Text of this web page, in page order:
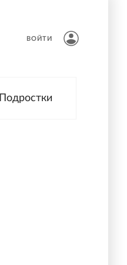
ВОЙТИ
Подростки